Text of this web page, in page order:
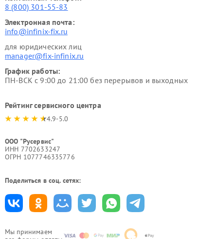
Мы принимаем
8 (800) 301-55-83
Электронная почта:
info@infinix-fix.ru
для юридических лиц
manager@fix-infinix.ru
График работы:
ПН-ВСК с 9:00 до 21:00 без перерывов и выходных
Рейтинг сервисного центра
4.9-5.0
ООО "Русервис"
ИНН 7702633247
ОГРН 1077746335776
Поделиться в соц. сетях: